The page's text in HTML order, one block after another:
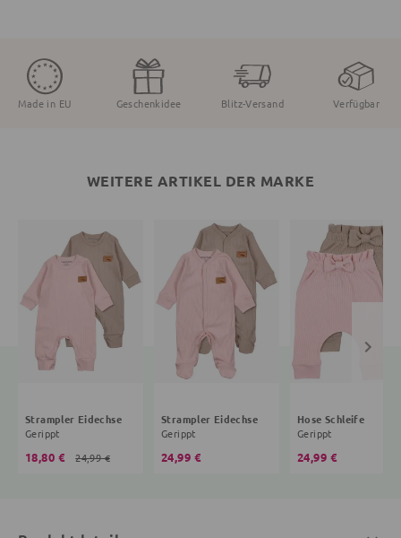
Made in EU Geschenkidee Blitz-Versand Verfügbar
WEITERE ARTIKEL DER MARKE
Strampler Eidechse
Gerippt
18,80 € 24,99 €
Strampler Eidechse
Gerippt
24,99 €
Hose Schleife
Gerippt
24,99 €